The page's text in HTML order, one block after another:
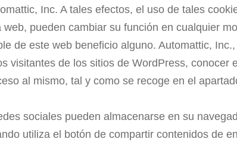
Inc. A tales efectos, el uso de tales
pueden cambiar su función en cualquier
de este web beneficio alguno. Automattic,
visitantes de los sitios de WordPress, conocer
al mismo, tal y como se recoge en el
sociales pueden almacenarse en su
utiliza el botón de compartir contenidos de